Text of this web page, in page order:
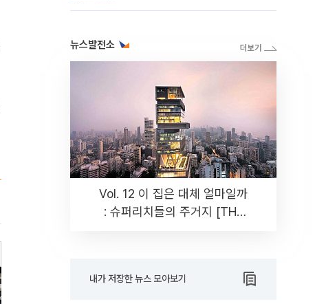
뉴스발전소
Vol. 12 이 집은 대체 얼마일까
: 슈퍼리치들의 주거지 [THE
내가 저장한 뉴스 모아보기